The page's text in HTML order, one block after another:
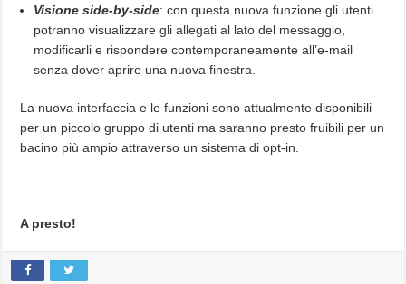
Visione side-by-side: con questa nuova funzione gli utenti
potranno visualizzare gli allegati al lato del messaggio,
modificarli e rispondere contemporaneamente all’e-mail
senza dover aprire una nuova finestra.
La nuova interfaccia e le funzioni sono attualmente disponibili
per un piccolo gruppo di utenti ma saranno presto fruibili per un
bacino più ampio attraverso un sistema di opt-in.
A presto!